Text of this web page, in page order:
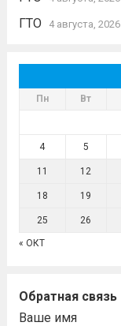
ГТО 4 августа, 2026
Пн Вт
4 5
11 12
18 19
25 26
« ОКТ
Обратная связь
Ваше имя